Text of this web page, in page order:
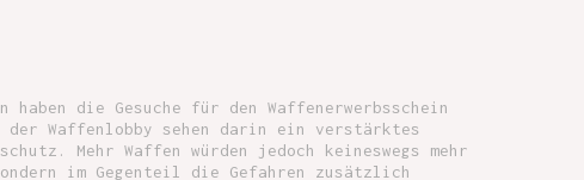
die Gesuche für den Waffenerwerbsschein
der Waffenlobby sehen darin ein verstärktes
Mehr Waffen würden jedoch keineswegs mehr
im Gegenteil die Gefahren zusätzlich